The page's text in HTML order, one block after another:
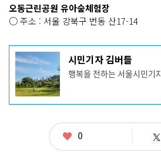
오동근린공원 유아숲체험장
○ 주소 : 서울 강북구 번동 산17-14
기
사
작
성
자
프
시민기자 김버들
행복을 전하는 서울시민기
좋
0 트